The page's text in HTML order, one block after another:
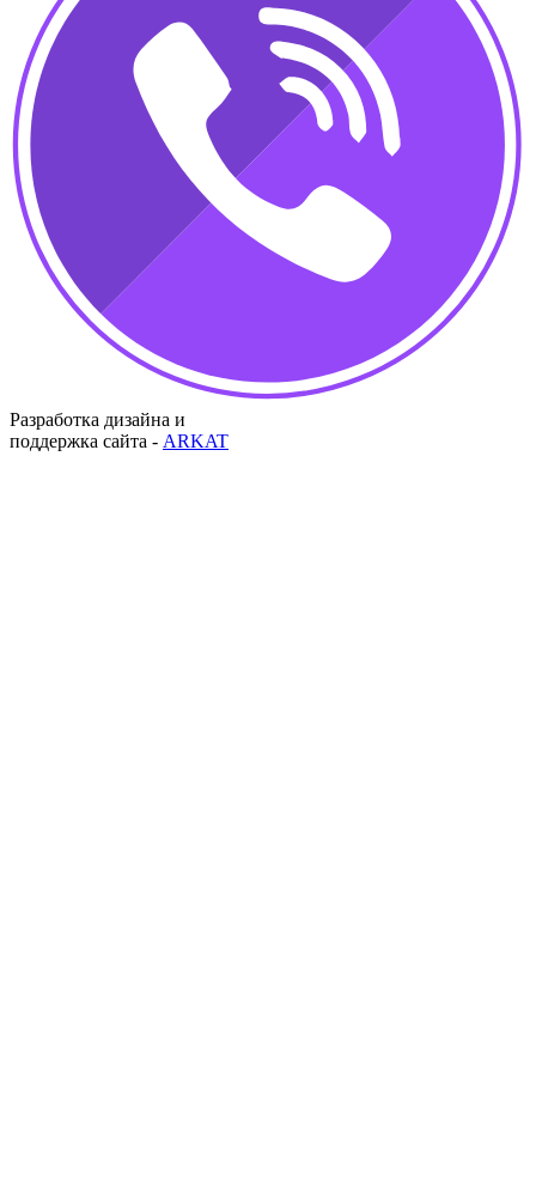
Разработка дизайна и
поддержка сайта - ARKAT